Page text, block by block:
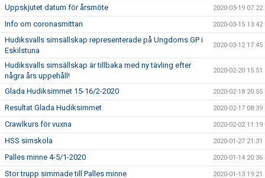
Uppskjutet datum för årsmöte 2020-03-19 07:22
Info om coronasmittan 2020-03-15 13:42
Hudiksvalls simsällskap representerade på Ungdoms GP i
Eskilstuna
2020-03-12 17:45
Hudiksvalls simsällskap är tillbaka med ny tävling efter
några års uppehåll!
2020-02-20 15:51
Glada Hudiksimmet 15-16/2-2020 2020-02-18 20:55
Resultat Glada Hudiksimmet 2020-02-17 08:39
Crawlkurs för vuxna 2020-02-02 11:19
HSS simskola 2020-01-27 21:31
Palles minne 4-5/1-2020 2020-01-14 20:36
Stor trupp simmade till Palles minne 2020-01-13 19:21